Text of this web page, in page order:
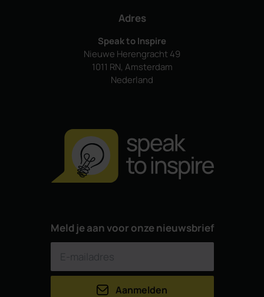
Adres
Speak to Inspire
Nieuwe Herengracht 49
1011 RN, Amsterdam
Nederland
Meld je aan voor onze nieuwsbrief
Aanmelden